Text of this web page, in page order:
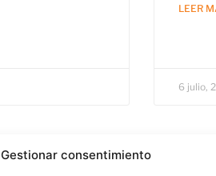
Gestionar consentimiento
LEER
6 julio,